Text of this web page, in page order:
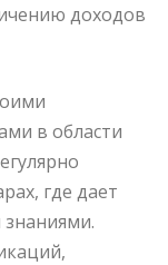
доходов
в области
где дает